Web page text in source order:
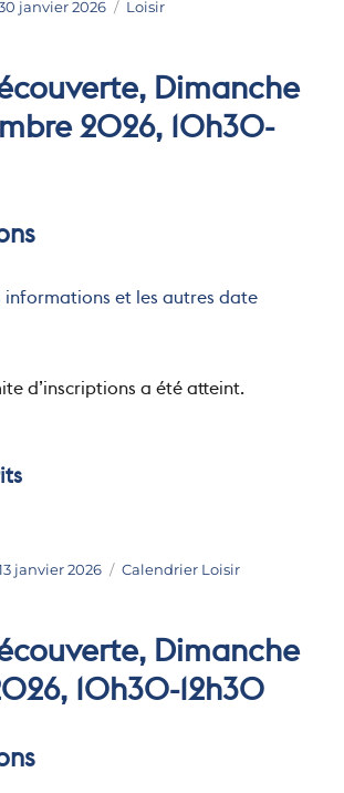
janvier 2026 Catégories
Loisir
Dimanche
2026, 10h30-
et les autres date
d’inscriptions a été atteint.
janvier 2026 Catégories
Calendrier Loisir
Dimanche
10h30-12h30